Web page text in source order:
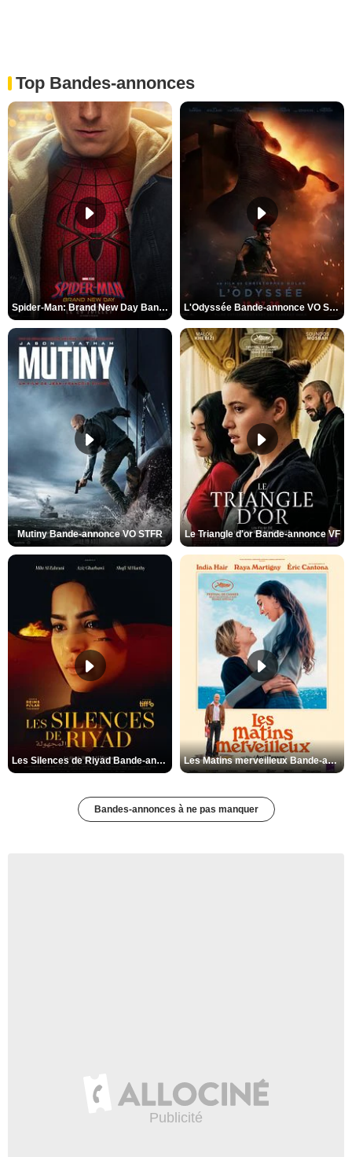
Top Bandes-annonces
Spider-Man: Brand New Day Bande-annonce VO STFR L'Odyssée Bande-annonce VO STFR
Mutiny Bande-annonce VO STFR Le Triangle d'or Bande-annonce VF
Les Silences de Riyad Bande-annonce VO STFR Les Matins merveilleux Bande-annonce VF
Bandes-annonces à ne pas manquer